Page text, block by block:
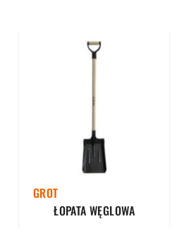
GROT
ŁOPATA WĘGLOWA